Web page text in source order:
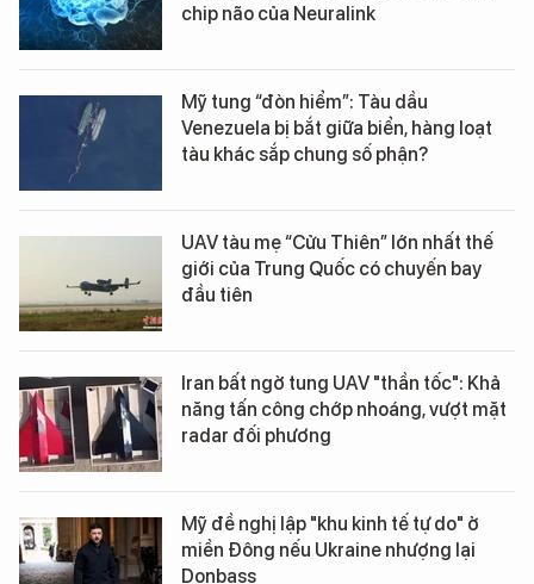
chip não của Neuralink
Mỹ tung “đòn hiểm”: Tàu dầu
Venezuela bị bắt giữa biển, hàng loạt
tàu khác sắp chung số phận?
UAV tàu mẹ “Cửu Thiên” lớn nhất thế
giới của Trung Quốc có chuyến bay
đầu tiên
Iran bất ngờ tung UAV "thần tốc": Khả
năng tấn công chớp nhoáng, vượt mặt
radar đối phương
Mỹ đề nghị lập "khu kinh tế tự do" ở
miền Đông nếu Ukraine nhượng lại
Donbass